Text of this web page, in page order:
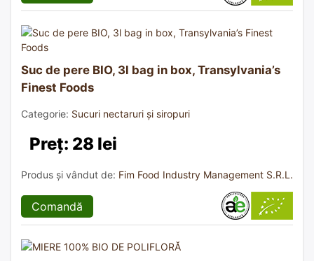
Suc de pere BIO, 3l bag in box, Transylvania’s
Finest Foods
Categorie: Sucuri nectaruri și siropuri
Preț: 28 lei
Produs și vândut de: Fim Food Industry Management S.R.L.
Comandă